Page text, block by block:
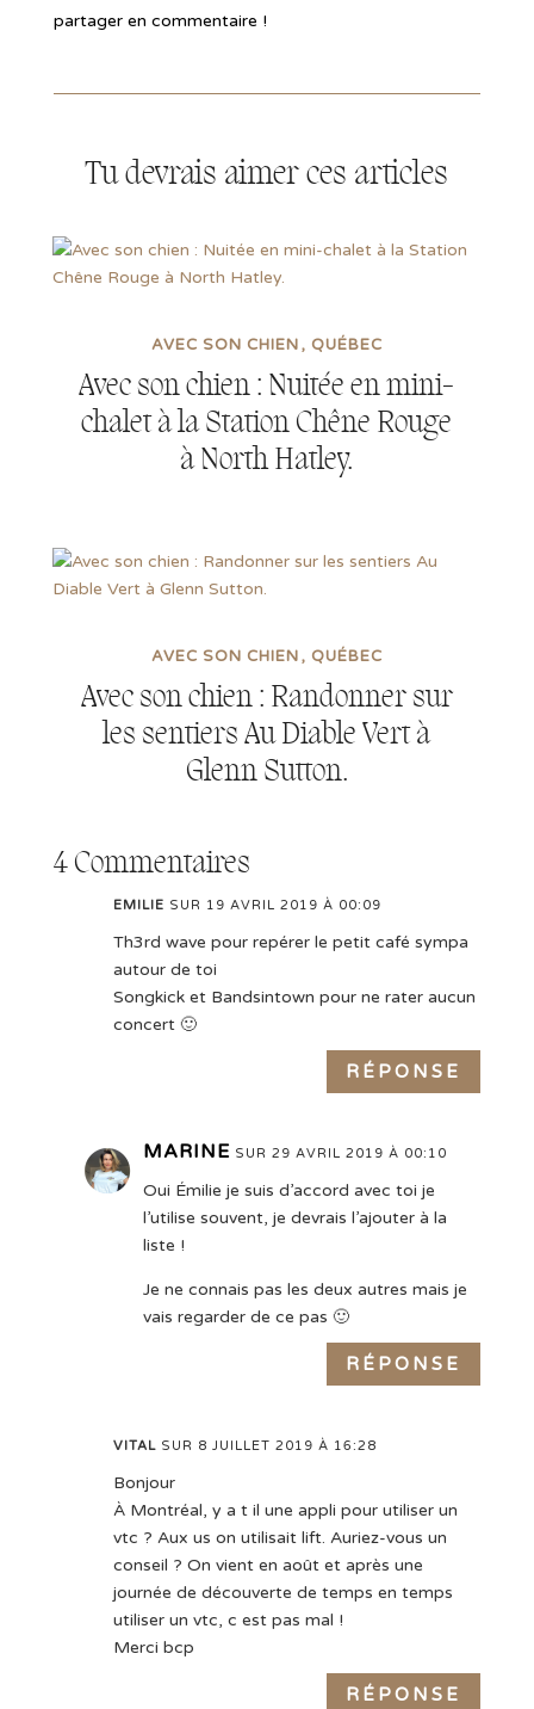
partager en commentaire !
Tu devrais aimer ces articles
Avec son chien : Nuitée en mini-
chalet à la Station Chêne Rouge
à North Hatley.
AVEC SON CHIEN QUÉBEC
Avec son chien : Randonner sur
les sentiers Au Diable Vert à
Glenn Sutton.
AVEC SON CHIEN QUÉBEC
4 Commentaires
EMILIE SUR 19 AVRIL 2019 À 00:09
Th3rd wave pour repérer le petit café sympa
autour de toi
Songkick et Bandsintown pour ne rater aucun
concert 🙂
RÉPONSE
MARINE SUR 29 AVRIL 2019 À 00:10
Oui Émilie je suis d’accord avec toi je
l’utilise souvent, je devrais l’ajouter à la
liste !
Je ne connais pas les deux autres mais je
vais regarder de ce pas 🙂
RÉPONSE
VITAL SUR 8 JUILLET 2019 À 16:28
Bonjour
À Montréal, y a t il une appli pour utiliser un
vtc ? Aux us on utilisait lift. Auriez-vous un
conseil ? On vient en août et après une
journée de découverte de temps en temps
utiliser un vtc, c est pas mal !
Merci bcp
RÉPONSE